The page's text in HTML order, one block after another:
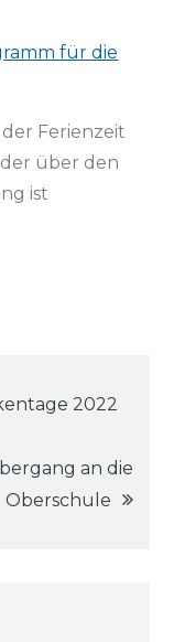
für die
Ferienzeit
über den
ist
2022
an die
Oberschule